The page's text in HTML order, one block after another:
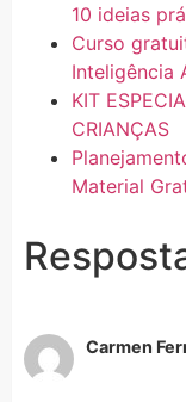
10 ideias
Curso
Inteligência
KIT
CRIANÇAS
Material
Carmen